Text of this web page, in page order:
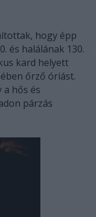
hogy épp
és halálának 130.
kard helyett
őrző óriást.
hős és
párzás